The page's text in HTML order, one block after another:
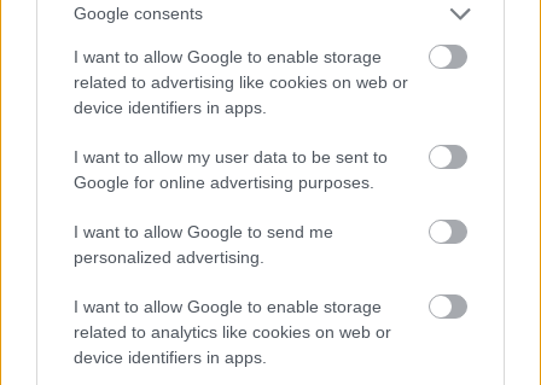
Google consents
I want to allow Google to enable storage
related to advertising like cookies on web or
device identifiers in apps.
I want to allow my user data to be sent to
Google for online advertising purposes.
I want to allow Google to send me
personalized advertising.
I want to allow Google to enable storage
related to analytics like cookies on web or
device identifiers in apps.
Mennyi egy köbméter földgáz ára 2026-ban?